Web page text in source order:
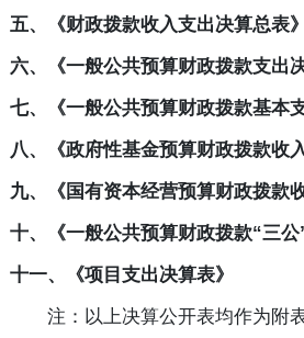
五、《财政拨款收入支出决算总表》
六、《一般公共预算财政拨款支出
七、《一般公共预算财政拨款基本
八、《政府性基金预算财政拨款收
九、《国有资本经营预算财政拨款
十、《一般公共预算财政拨款“三公
十一、《项目支出决算表》
注：以上决算公开表均作为附